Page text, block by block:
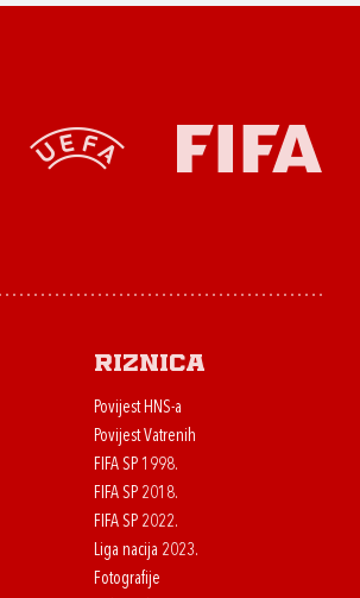
Riznica
Povijest HNS-a
Povijest Vatrenih
FIFA SP 1998.
FIFA SP 2018.
FIFA SP 2022.
Liga nacija 2023.
Fotografije